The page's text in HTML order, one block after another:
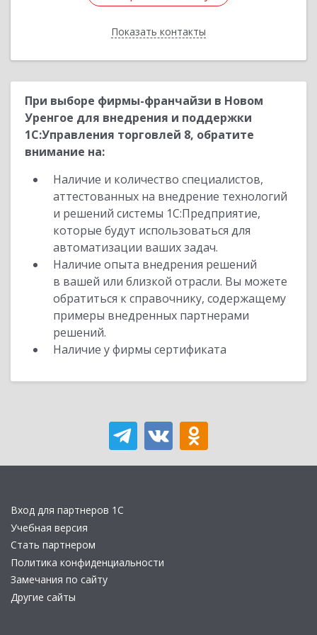
Показать контакты
Назад
При выборе фирмы-франчайзи в Новом
Уренгое для внедрения и поддержки
1С:Управления торговлей 8, обратите
внимание на:
Наличие и количество специалистов,
аттестованных на внедрение технологий
и решений системы 1С:Предприятие,
которые будут использоваться для
автоматизации ваших задач.
Наличие опыта внедрения решений
в вашей или близкой отрасли. Вы можете
обратиться к справочнику, содержащему
примеры внедренных партнерами
решений.
Наличие у фирмы сертификата
Вход для партнеров 1С
Учебная версия
Стать партнером
Политика конфиденциальности
Замечания по сайту
Другие сайты